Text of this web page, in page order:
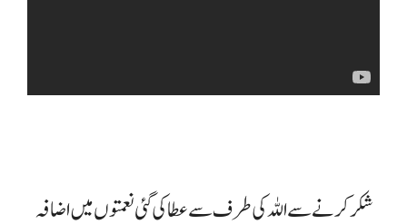
شکر کرنے سے اللہ کی طرف سے عطا کی گئی نعمتوں میں اضافہ